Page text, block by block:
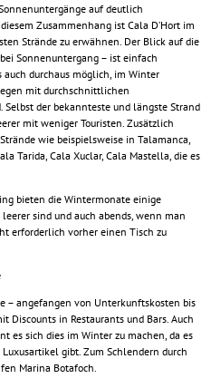
auf deutlich
Zusammenhang ist Cala D’Hort im
Strände zu erwähnen. Der Blick auf die
Sonnenuntergang – ist einfach
durchaus möglich, im Winter
mit durchschnittlichen
Selbst der bekannteste und längste Strand
mit weniger Touristen. Zusätzlich
wie beispielsweise in Talamanca,
Tarida, Cala Xuclar, Cala Mastella, die es
bieten die Wintermonate einige
sind und auch abends, wenn man
erforderlich vorher einen Tisch zu
– angefangen von Unterkunftskosten bis
Discounts in Restaurants und Bars. Auch
es sich dies im Winter zu machen, da es
gibt. Zum Schlendern durch
Marina Botafoch.